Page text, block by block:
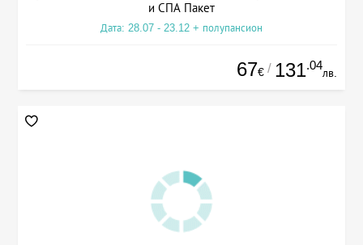
и СПА Пакет
Дата: 28.07 - 23.12 + полупансион
67€ / 131.04
лв.